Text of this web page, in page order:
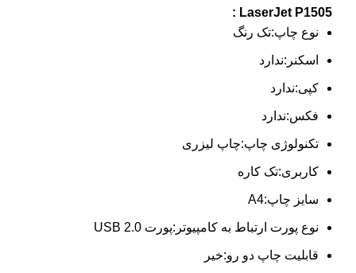
LaserJet P1505 :
نوع چاپ:تک رنگ
اسکنر:ندارد
کپی:ندارد
فکس:ندارد
تکنولوژی چاپ:چاپ لیزری
کاربری:تک کاره
سایز چاپ:A4
نوع پورت ارتباط به کامپیوتر:پورت USB 2.0
قابلیت چاپ دو رو:خیر